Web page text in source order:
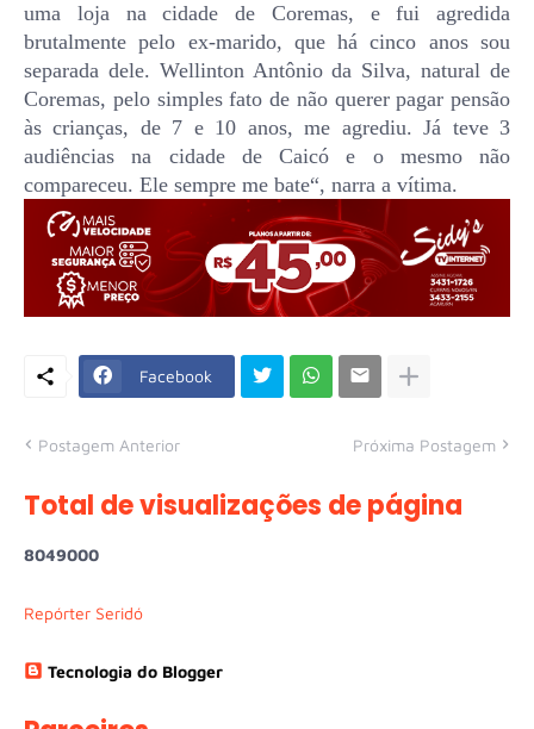
uma loja na cidade de Coremas, e fui agredida
brutalmente pelo ex-marido, que há cinco anos sou
separada dele. Wellinton Antônio da Silva, natural de
Coremas, pelo simples fato de não querer pagar pensão
às crianças, de 7 e 10 anos, me agrediu. Já teve 3
audiências na cidade de Caicó e o mesmo não
compareceu. Ele sempre me bate“, narra a vítima.
Facebook
Postagem Anterior Próxima Postagem
Total de visualizações de página
8049000
Repórter Seridó
Tecnologia do Blogger